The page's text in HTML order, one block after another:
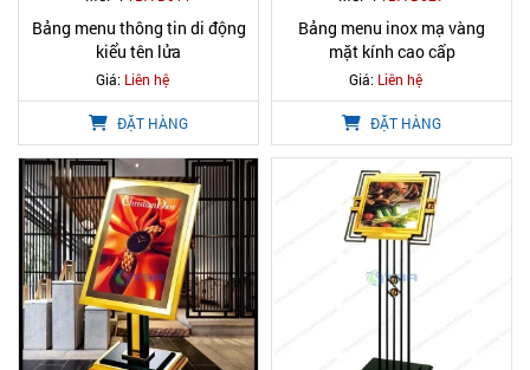
Bảng menu thông tin di động
kiểu tên lửa
Giá: Liên hệ
ĐẶT HÀNG
Bảng menu inox mạ vàng
mặt kính cao cấp
Giá: Liên hệ
ĐẶT HÀNG